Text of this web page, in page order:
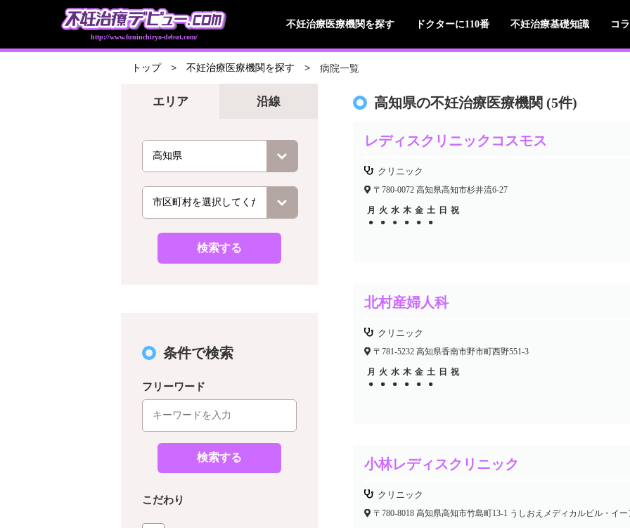
http://www.funinchiryo-debut.com/
不妊治療医療機関を探す ドクターに110番 不妊治療基礎知識 コ
トップ 不妊治療医療機関を探す 病院一覧
エリア
検索する
沿線
条件で検索
フリーワード
検索する
こだわり
高知県の不妊治療医療機関 (5件)
レディスクリニックコスモス
クリニック
〒780-0072 高知県高知市杉井流6-27
月 火 水 木 金 土 日 祝
●
● ● ● ● ●
● ● ● ● ●
北村産婦人科
クリニック
〒781-5232 高知県香南市野市町西野551-3
月 火 水 木 金 土 日 祝
●
● ● ● ● ●
● ● ● ● ● ●
●
小林レディスクリニック
クリニック
〒780-8018 高知県高知市竹島町13-1 うしおえメディカルビル・イー